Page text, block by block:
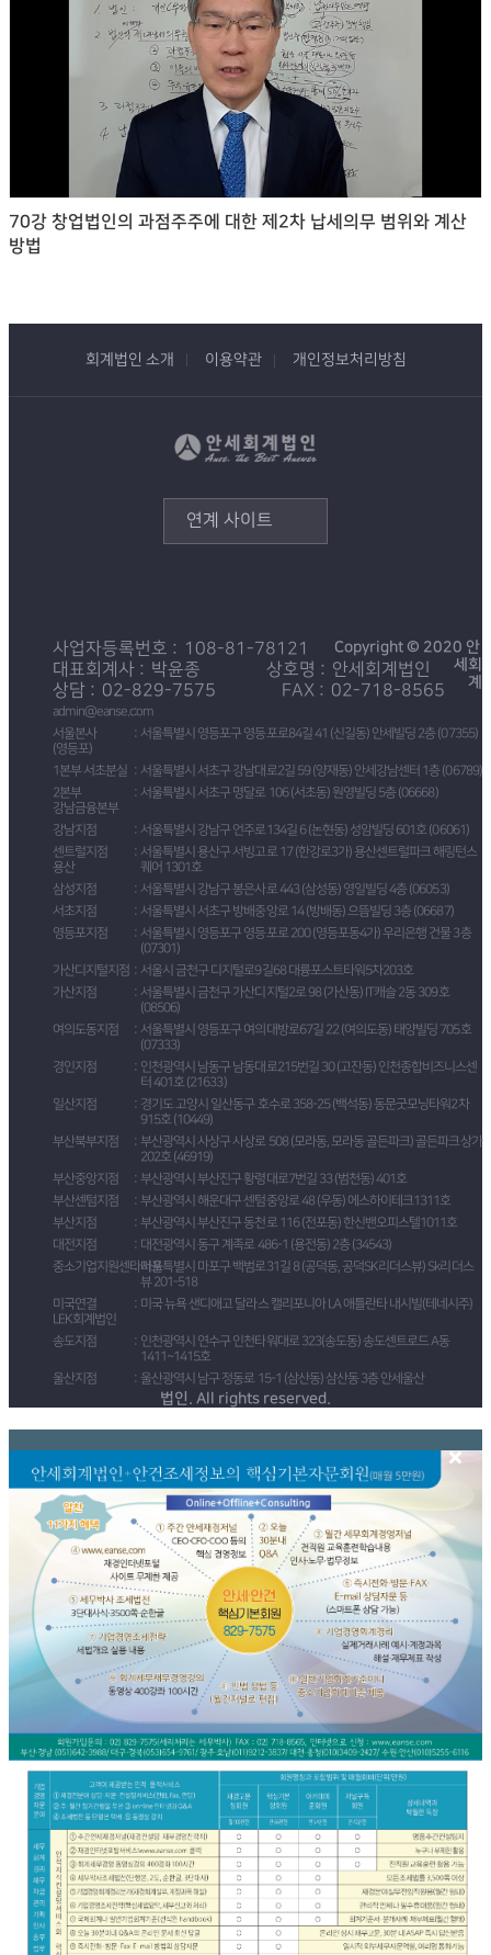
70강 창업법인의 과점주주에 대한 제2차 납세의무 범위와 계산
방법
회계법인 소개 이용약관 개인정보처리방침
연계 사이트
사업자등록번호
108-81-78121
대표회계사
박윤종 상호명
안세회계법인
상담
02-829-7575 FAX 02-718-8565
admin@eanse.com
서울본사
(영등포)
서울특별시 영등포구 영등포로84길 41 (신길동) 안세빌딩 2층 (07355)
1본부 서초분실
서울특별시 서초구 강남대로2길 59 (양재동) 안세강남센터 1층 (06789)
2본부
강남금융본부
서울특별시 서초구 명달로 106 (서초동) 원영빌딩 5층 (06668)
강남지점
서울특별시 강남구 언주로134길 6 (논현동) 성암빌딩 601호 (06061)
센트럴지점
용산
서울특별시 용산구 서빙고로 17 (한강로3가) 용산센트럴파크 해링턴스
퀘어 1301호
삼성지점
서울특별시 강남구 봉은사로 443 (삼성동) 영일빌딩 4층 (06053)
서초지점
서울특별시 서초구 방배중앙로 14 (방배동) 으뜸빌딩 3층 (06687)
영등포지점
서울특별시 영등포구 영등포로 200 (영등포동4가) 우리은행 건물 3층
(07301)
가산디지털지점
서울시 금천구 디지털로9길68 대륭포스트타워5차203호
가산지점
서울특별시 금천구 가산디지털2로 98 (가산동) IT캐슬 2동 309호
(08506)
여의도동지점
서울특별시 영등포구 여의대방로67길 22 (여의도동) 태양빌딩 705호
(07333)
경인지점
인천광역시 남동구 남동대로215번길 30 (고잔동) 인천종합비즈니스센
터 401호 (21633)
일산지점
경기도 고양시 일산동구 호수로 358-25 (백석동) 동문굿모닝타워2차
915호 (10449)
부산북부지점
부산광역시 사상구 사상로 508 (모라동, 모라동 골든파크) 골든파크상가
202호 (46919)
부산중앙지점
부산광역시 부산진구 황령대로7번길 33 (범천동) 401호
부산센텀지점
부산광역시 해운대구 센텀중앙로 48 (우동) 에스하이테크1311호
부산지점
부산광역시 부산진구 동천로 116 (전포동) 한신밴오피스텔1011호
대전지점
대전광역시 동구 계족로 486-1 (용전동) 2층 (34543)
중소기업지원센타마포서울특별시 마포구 백범로31길 8 (공덕동, 공덕SK리더스뷰) Sk리더스
뷰 201-518
미국연결
LEK회계법인
미국 뉴욕 샌디애고 달라스 캘리포니아 LA 애틀란타 내시빌(테네시주)
송도지점
인천광역시 연수구 인천타워대로 323(송도동) 송도센트로드 A동
1411~1415호
울산지점
울산광역시 남구 정동로 15-1 (삼산동) 삼산동 3층 안세울산
Copyright © 2020 안
세회
계
법인. All rights reserved.